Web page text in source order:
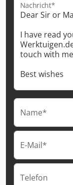
Nachricht*
Name*
E-Mail*
Telefon